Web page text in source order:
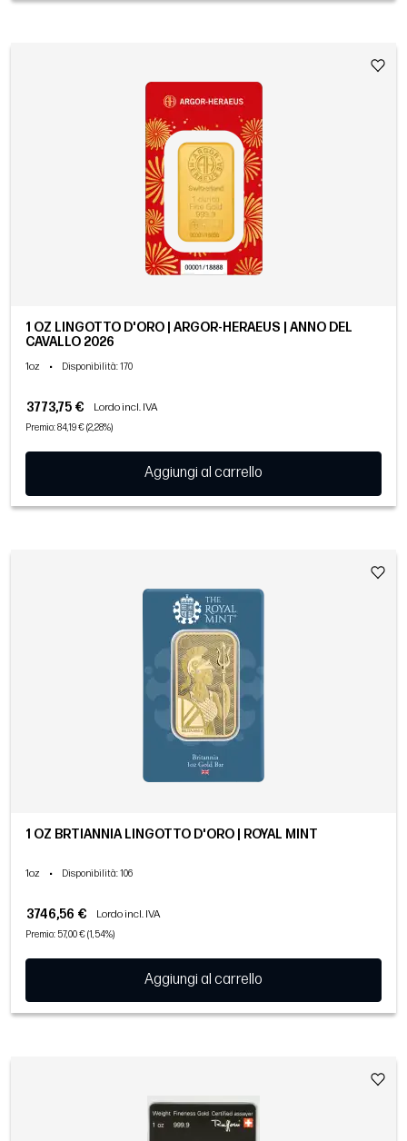
1 OZ LINGOTTO D'ORO | ARGOR-HERAEUS | ANNO DEL
CAVALLO 2026
1oz • Disponibilità: 170
3773,75 € Lordo incl. IVA
Premio: 84,19 € (2,28%)
Aggiungi al carrello
1 OZ BRTIANNIA LINGOTTO D'ORO | ROYAL MINT
1oz • Disponibilità: 106
3746,56 € Lordo incl. IVA
Premio: 57,00 € (1,54%)
Aggiungi al carrello